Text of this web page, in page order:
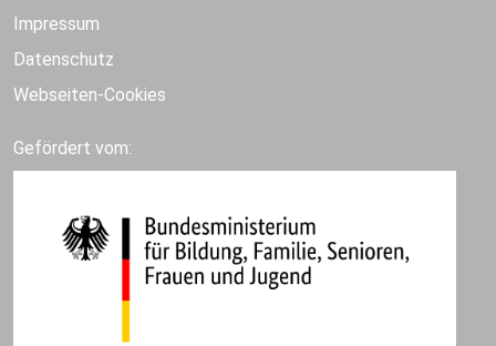
Impressum
Datenschutz
Webseiten-Cookies
Gefördert vom: